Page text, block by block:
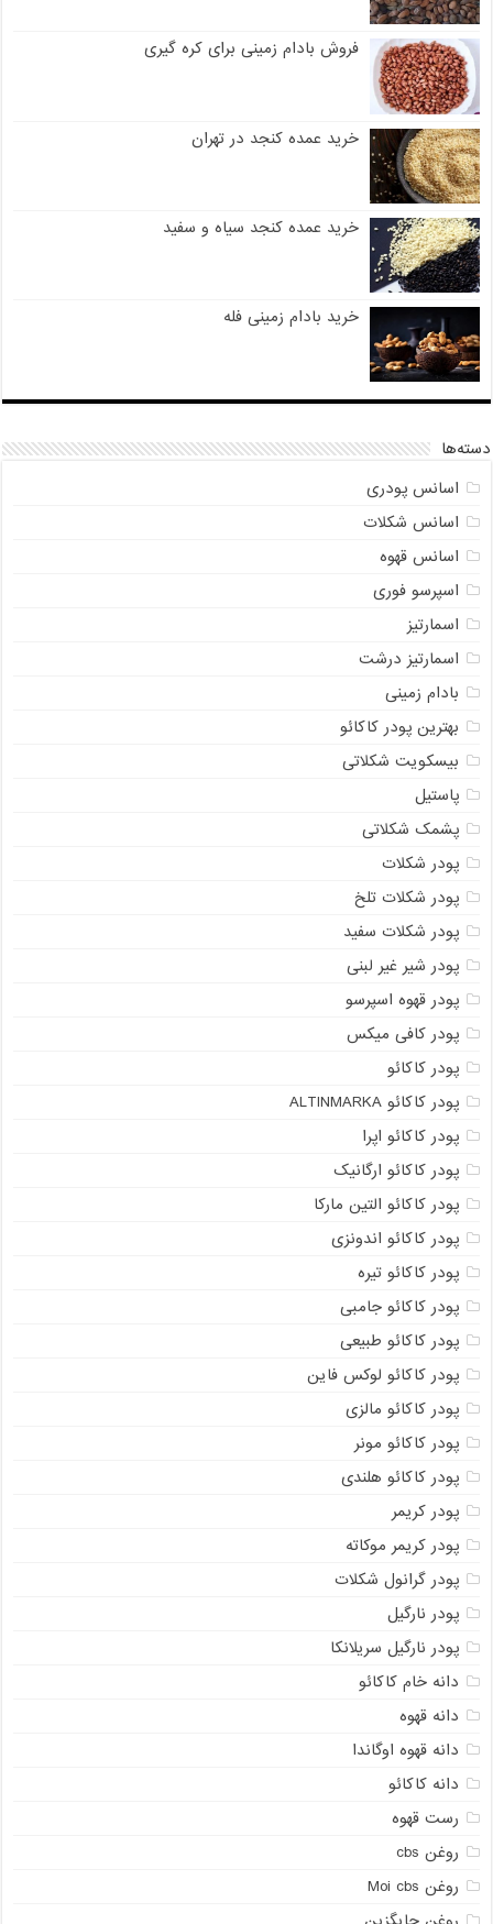
فروش بادام زمینی برای کره گیری
خرید عمده کنجد در تهران
خرید عمده کنجد سیاه و سفید
خرید بادام زمینی فله
دسته‌ها
اسانس پودری
اسانس شکلات
اسانس قهوه
اسپرسو فوری
اسمارتیز
اسمارتیز درشت
بادام زمینی
بهترین پودر کاکائو
بیسکویت شکلاتی
پاستیل
پشمک شکلاتی
پودر شکلات
پودر شکلات تلخ
پودر شکلات سفید
پودر شیر غیر لبنی
پودر قهوه اسپرسو
پودر کافی میکس
پودر کاکائو
پودر کاکائو ALTINMARKA
پودر کاکائو اپرا
پودر کاکائو ارگانیک
پودر کاکائو التین مارکا
پودر کاکائو اندونزی
پودر کاکائو تیره
پودر کاکائو جامبی
پودر کاکائو طبیعی
پودر کاکائو لوکس فاین
پودر کاکائو مالزی
پودر کاکائو مونر
پودر کاکائو هلندی
پودر کریمر
پودر کریمر موکاته
پودر گرانول شکلات
پودر نارگیل
پودر نارگیل سریلانکا
دانه خام کاکائو
دانه قهوه
دانه قهوه اوگاندا
دانه کاکائو
رست قهوه
روغن cbs
روغن Moi cbs